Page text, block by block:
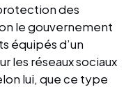
des
le gouvernement
équipés d’un
les réseaux sociaux
lui, que ce type